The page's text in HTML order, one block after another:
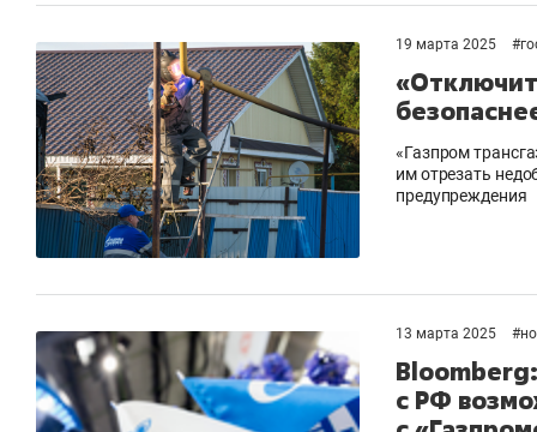
19 марта 2025 #
«Газпром
им отрезать
предупреждения
13 марта 2025 #
с РФ